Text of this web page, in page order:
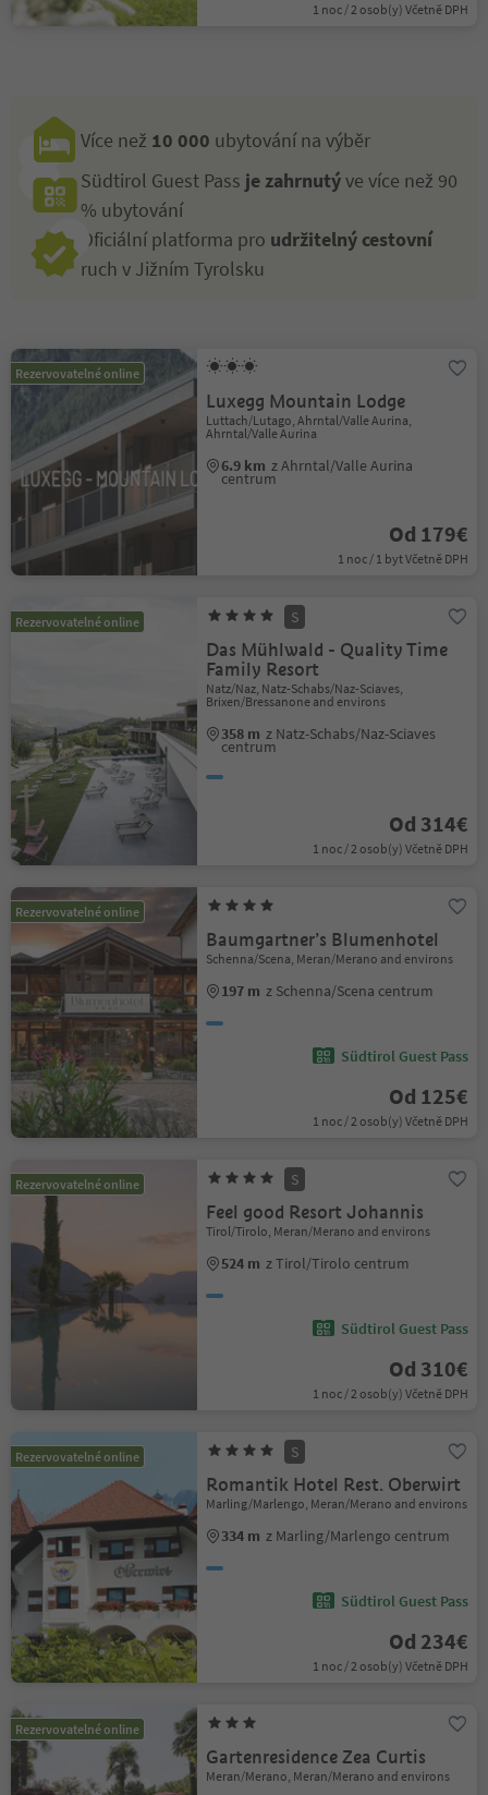
1 noc / 2 osob(y) Včetně DPH
Více než 10 000 ubytování na výběr
Südtirol Guest Pass je zahrnutýve více než 90
% ubytování
Oficiální platforma pro udržitelný cestovní
ruch v Jižním Tyrolsku
Rezervovatelné online
Luxegg Mountain Lodge
Luttach/Lutago, Ahrntal/Valle Aurina,
Ahrntal/Valle Aurina
6.9 km z Ahrntal/Valle Aurina
centrum
Od 179€
1 noc / 1 byt Včetně DPH
Rezervovatelné online S
Das Mühlwald - Quality Time
Family Resort
Natz/Naz, Natz-Schabs/Naz-Sciaves,
Brixen/Bressanone and environs
358 m z Natz-Schabs/Naz-Sciaves
centrum
Od 314€
1 noc / 2 osob(y) Včetně DPH
Rezervovatelné online
Baumgartner’s Blumenhotel
Schenna/Scena, Meran/Merano and environs
197 m z Schenna/Scena centrum
Südtirol Guest Pass
Od 125€
1 noc / 2 osob(y) Včetně DPH
Rezervovatelné online S
Feel good Resort Johannis
Tirol/Tirolo, Meran/Merano and environs
524 m z Tirol/Tirolo centrum
Südtirol Guest Pass
Od 310€
1 noc / 2 osob(y) Včetně DPH
Rezervovatelné online S
Romantik Hotel Rest. Oberwirt
Marling/Marlengo, Meran/Merano and environs
334 m z Marling/Marlengo centrum
Südtirol Guest Pass
Od 234€
1 noc / 2 osob(y) Včetně DPH
Rezervovatelné online
Gartenresidence Zea Curtis
Meran/Merano, Meran/Merano and environs